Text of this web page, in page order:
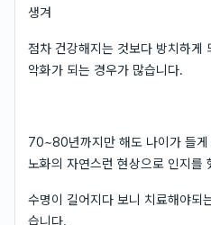
생겨
점차 건강해지는 것보다 방치하게
악화가 되는 경우가 많습니다.
70~80년까지만 해도 나이가 들게
노화의 자연스런 현상으로 인지를
수명이 길어지다 보니 치료해야되
습니다.